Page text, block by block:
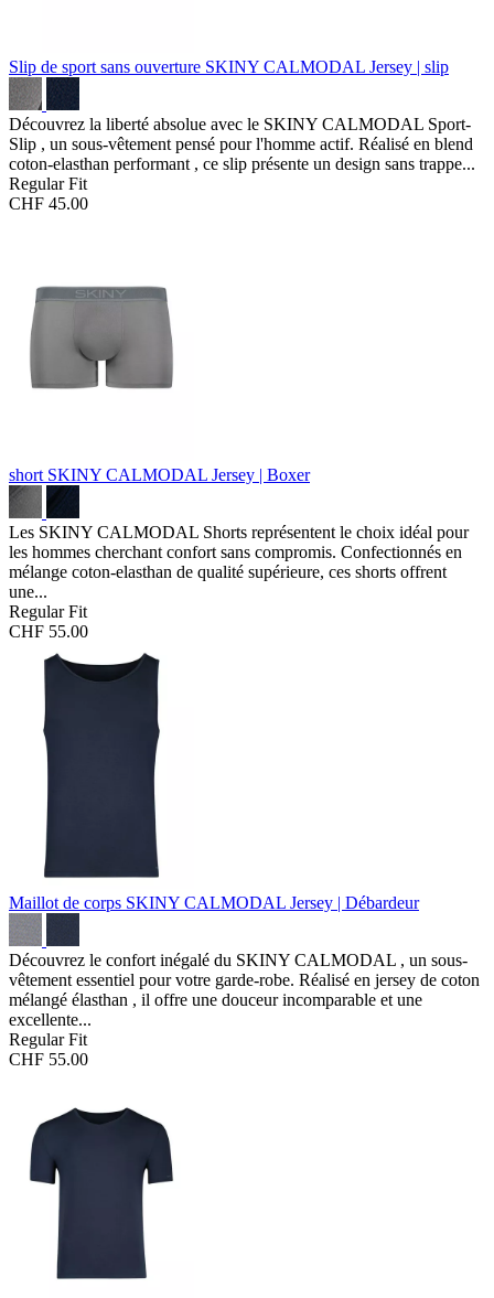
Slip de sport sans ouverture SKINY CALMODAL Jersey | slip
Découvrez la liberté absolue avec le SKINY CALMODAL Sport-
Slip , un sous-vêtement pensé pour l'homme actif. Réalisé en blend
coton-elasthan performant , ce slip présente un design sans trappe...
Regular Fit
CHF 45.00
short SKINY CALMODAL Jersey | Boxer
Les SKINY CALMODAL Shorts représentent le choix idéal pour
les hommes cherchant confort sans compromis. Confectionnés en
mélange coton-elasthan de qualité supérieure, ces shorts offrent
une...
Regular Fit
CHF 55.00
Maillot de corps SKINY CALMODAL Jersey | Débardeur
Découvrez le confort inégalé du SKINY CALMODAL , un sous-
vêtement essentiel pour votre garde-robe. Réalisé en jersey de coton
mélangé élasthan , il offre une douceur incomparable et une
excellente...
Regular Fit
CHF 55.00